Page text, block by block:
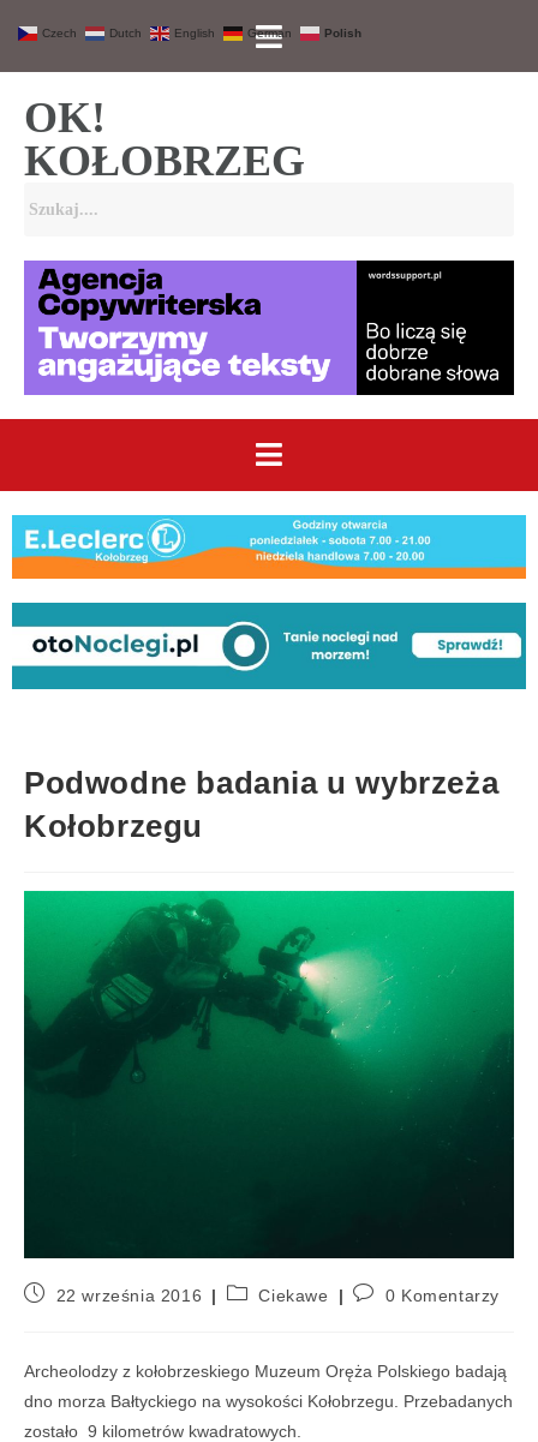
OK!
KOŁOBRZEG
Podwodne badania u wybrzeża
Kołobrzegu
22 września 2016 Ciekawe 0 Komentarzy
Arche­olo­dzy z kołobrzeskiego Muzeum Oręża Polskiego badają
dno morza Bał­tyc­kiego na wyso­ko­ści Koło­brzegu. Prze­ba­da­nych
zostało 9 kilo­me­trów kwa­dra­to­wych.
Czech Dutch English German Polish